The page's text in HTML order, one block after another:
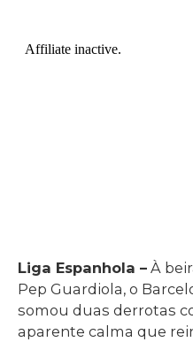
Liga Espanhola – À
Pep Guardiola, o
somou duas derrotas
aparente calma que